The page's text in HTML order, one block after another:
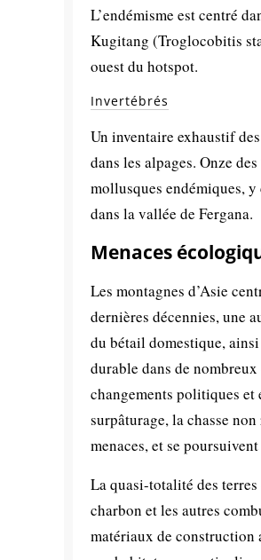
L’endémisme est centré
Kugitang (Troglocobitis
ouest du hotspot.
Invertébrés
Un inventaire exhaustif
dans les alpages. Onze
mollusques endémiques,
dans la vallée de Fergana.
Menaces
Les montagnes d’Asie
dernières décennies, une
du bétail domestique,
durable dans de
changements politiques et
surpâturage, la chasse
menaces, et se
La quasi-totalité des
charbon et les autres
matériaux de construction